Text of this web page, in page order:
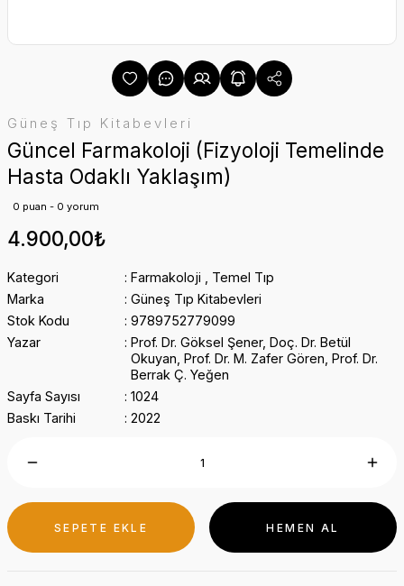
Güneş Tıp Kitabevleri
Güncel Farmakoloji (Fizyoloji Temelinde
Hasta Odaklı Yaklaşım)
0 puan - 0 yorum
4.900,00₺
Kategori Farmakoloji
Temel Tıp
Marka
Güneş Tıp Kitabevleri
Stok Kodu
9789752779099
Yazar
Prof. Dr. Göksel Şener, Doç. Dr. Betül
Okuyan, Prof. Dr. M. Zafer Gören, Prof. Dr.
Berrak Ç. Yeğen
Sayfa Sayısı
1024
Baskı Tarihi
2022
SEPETE EKLE HEMEN AL